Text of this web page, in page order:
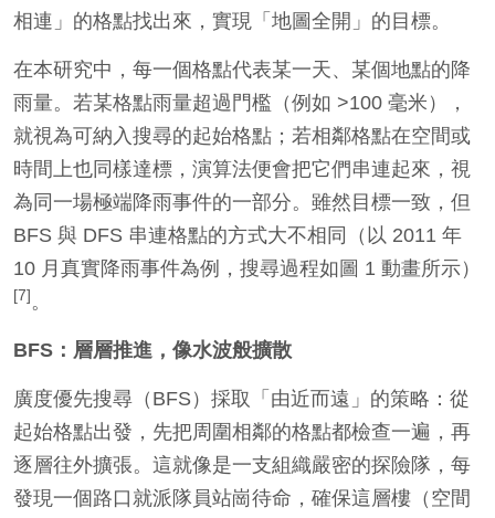
相連」的格點找出來，實現「地圖全開」的目標。
在本研究中，每一個格點代表某一天、某個地點的降
雨量。若某格點雨量超過門檻（例如 >100 毫米），
就視為可納入搜尋的起始格點；若相鄰格點在空間或
時間上也同樣達標，演算法便會把它們串連起來，視
為同一場極端降雨事件的一部分。雖然目標一致，但
BFS 與 DFS 串連格點的方式大不相同（以 2011 年
10 月真實降雨事件為例，搜尋過程如圖 1 動畫所示）
[7] 。
BFS：層層推進，像水波般擴散
廣度優先搜尋（BFS）採取「由近而遠」的策略：從
起始格點出發，先把周圍相鄰的格點都檢查一遍，再
逐層往外擴張。這就像是一支組織嚴密的探險隊，每
發現一個路口就派隊員站崗待命，確保這層樓（空間